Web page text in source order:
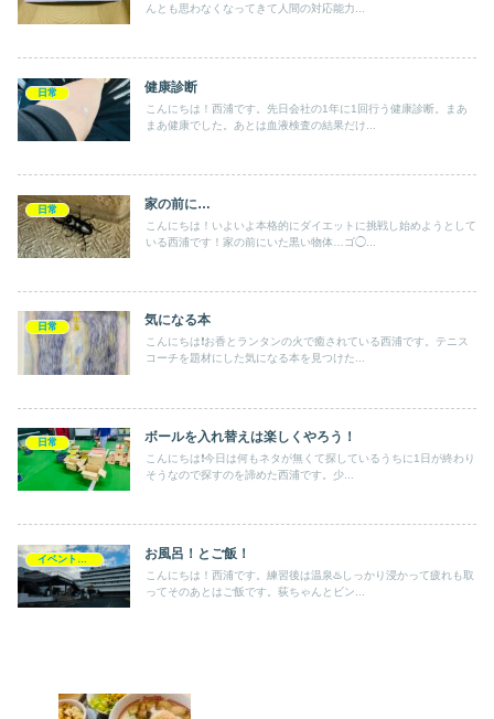
んとも思わなくなってきて人間の対応能力...
日常 健康診断
こんにちは！西浦です。先日会社の1年に1回行う健康診断。まあ
まあ健康でした。あとは血液検査の結果だけ...
日常 家の前に…
こんにちは！いよいよ本格的にダイエットに挑戦し始めようとして
いる西浦です！家の前にいた黒い物体…ゴ◯...
日常 気になる本
こんにちは❗️お香とランタンの火で癒されている西浦です。テニス
コーチを題材にした気になる本を見つけた...
日常 ボールを入れ替えは楽しくやろう！
こんにちは❗️今日は何もネタが無くて探しているうちに1日が終わり
そうなので探すのを諦めた西浦です。少...
イベントレッスン会 お風呂！とご飯！
こんにちは！西浦です。練習後は温泉♨️しっかり浸かって疲れも取
ってそのあとはご飯です。荻ちゃんとビン...